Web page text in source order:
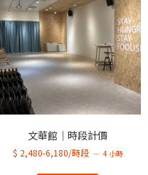
文華館｜時段計價
$ 2,480-6,180/時段 4 小時